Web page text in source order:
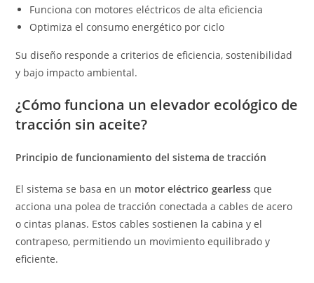
Funciona con motores eléctricos de alta eficiencia
Optimiza el consumo energético por ciclo
Su diseño responde a criterios de eficiencia, sostenibilidad
y bajo impacto ambiental.
¿Cómo funciona un elevador ecológico de
tracción sin aceite?
Principio de funcionamiento del sistema de tracción
El sistema se basa en un motor eléctrico gearless que
acciona una polea de tracción conectada a cables de acero
o cintas planas. Estos cables sostienen la cabina y el
contrapeso, permitiendo un movimiento equilibrado y
eficiente.